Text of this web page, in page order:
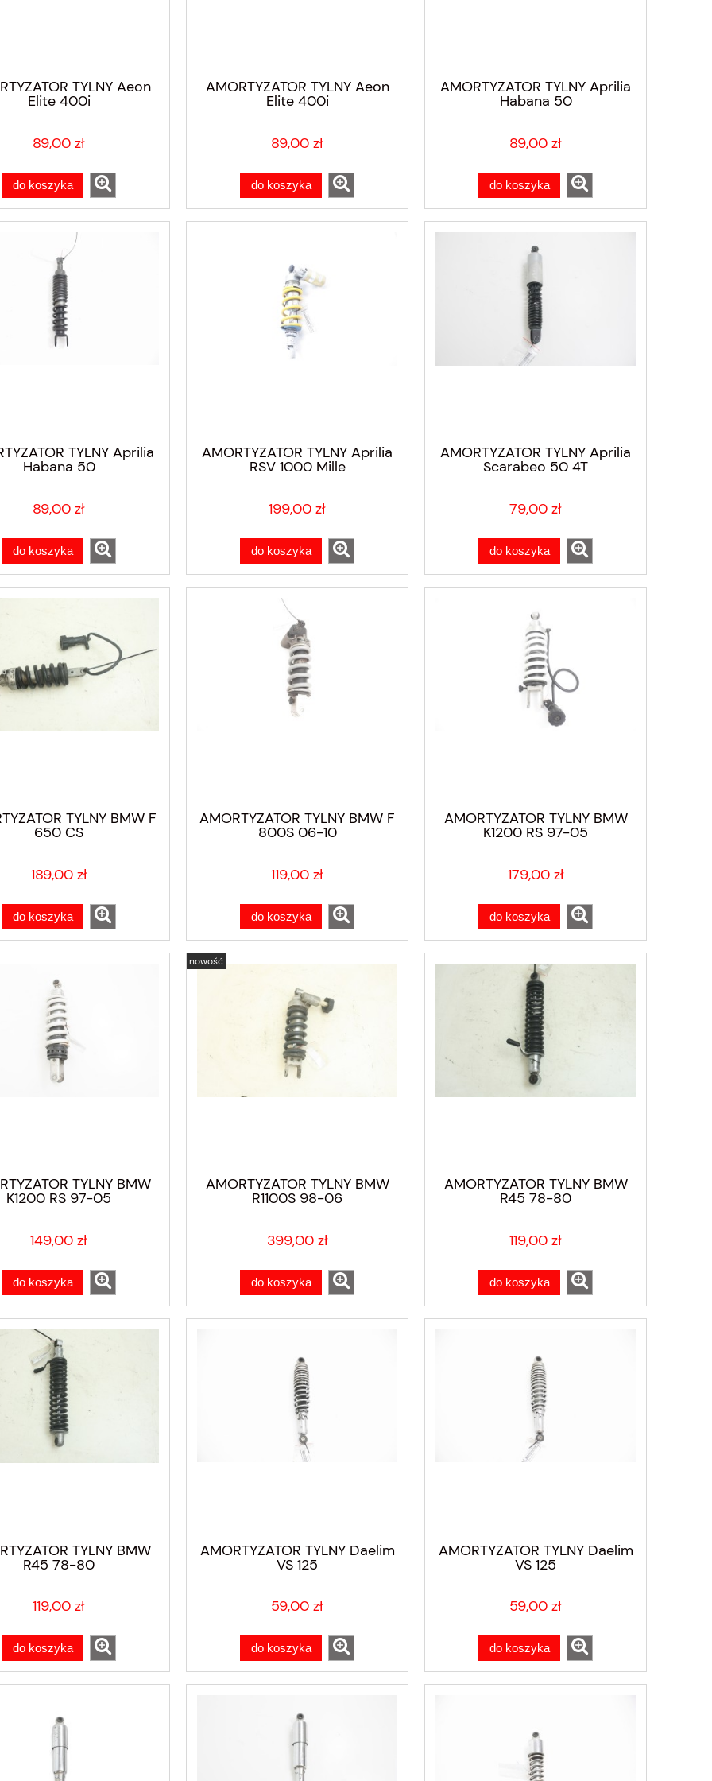
TYLNY Aeon
Elite 400i
89,00 zł
do koszyka
AMORTYZATOR TYLNY Aeon
Elite 400i
89,00 zł
do koszyka
AMORTYZATOR TYLNY Aprilia
Habana 50
89,00 zł
do koszyka
TYLNY Aprilia
Habana 50
89,00 zł
do koszyka
AMORTYZATOR TYLNY Aprilia
RSV 1000 Mille
199,00 zł
do koszyka
AMORTYZATOR TYLNY Aprilia
Scarabeo 50 4T
79,00 zł
do koszyka
TYLNY BMW F
650 CS
189,00 zł
do koszyka
AMORTYZATOR TYLNY BMW F
800S 06-10
119,00 zł
do koszyka
AMORTYZATOR TYLNY BMW
K1200 RS 97-05
179,00 zł
do koszyka
TYLNY BMW
K1200 RS 97-05
149,00 zł
do koszyka
AMORTYZATOR TYLNY BMW
R1100S 98-06
399,00 zł
do koszyka
nowość
AMORTYZATOR TYLNY BMW
R45 78-80
119,00 zł
do koszyka
TYLNY BMW
R45 78-80
119,00 zł
do koszyka
AMORTYZATOR TYLNY Daelim
VS 125
59,00 zł
do koszyka
AMORTYZATOR TYLNY Daelim
VS 125
59,00 zł
do koszyka